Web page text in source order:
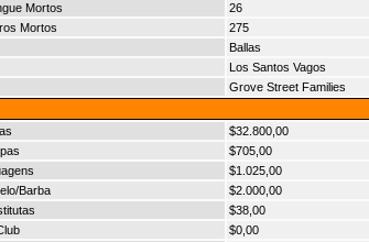
Mortos
26
Mortos
275
Ballas
Los Santos Vagos
Grove Street Families
$32.800,00
$705,00
$1.025,00
Barba
$2.000,00
$38,00
$0,00